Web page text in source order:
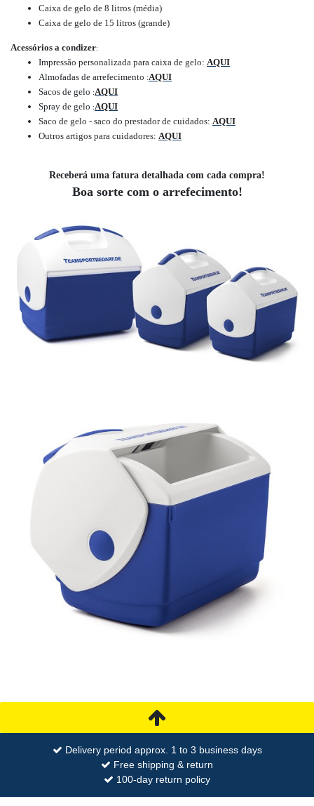
Caixa de gelo de 8 litros (média)
Caixa de gelo de 15 litros (grande)
Acessórios a condizer:
Impressão personalizada para caixa de gelo: AQUI
Almofadas de arrefecimento :AQUI
Sacos de gelo :AQUI
Spray de gelo :AQUI
Saco de gelo - saco do prestador de cuidados: AQUI
Outros artigos para cuidadores: AQUI
Receberá uma fatura detalhada com cada compra!
Boa sorte com o arrefecimento!
Delivery period approx. 1 to 3 business days
Free shipping & return
100-day return policy